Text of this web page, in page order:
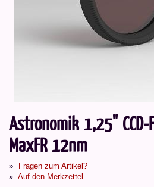
Astronomik 1,25"
MaxFR 12nm
Fragen zum Artikel?
Auf den Merkzettel